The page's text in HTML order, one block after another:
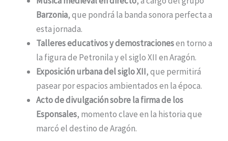
Barzonia, que pondrá la banda sonora perfecta a
esta jornada.
Talleres educativos y demostracionesen torno a
la figura de Petronila y el siglo XII en Aragón.
Exposición urbana del siglo XII, que permitirá
pasear por espacios ambientados en la época.
Acto de divulgación sobre la firma de los
Esponsales, momento clave en la historia que
marcó el destino de Aragón.